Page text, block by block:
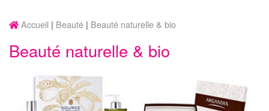
Accueil Beauté Beauté naturelle & bio
Beauté naturelle & bio